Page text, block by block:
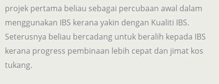
projek pertama beliau sebagai percubaan awal dalam
menggunakan IBS kerana yakin dengan Kualiti IBS.
Seterusnya beliau bercadang untuk beralih kepada IBS
kerana progress pembinaan lebih cepat dan jimat kos
tukang.